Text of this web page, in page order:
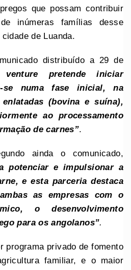
que possam contribuir
inúmeras famílias desse
de Luanda.
distribuído a 29 de
pretende iniciar
se numa fase inicial, na
(bovina e suína),
ao processamento
de carnes”.
ainda o comunicado,
potenciar e impulsionar a
e esta parceria destaca
as empresas com o
o desenvolvimento
para os angolanos”.
programa privado de fomento
familiar, e o maior